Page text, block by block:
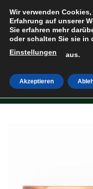
Inhalt
springen
HOME
Wir verwenden
Erfahrung auf unserer
Sie erfahren mehr
oder schalten Sie sie in
Einstellungen
aus.
Akzeptieren